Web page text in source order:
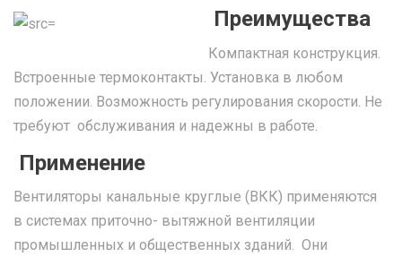
Преимущества
Компактная конструкция.
Встроенные термоконтакты. Установка в любом
положении. Возможность регулирования скорости. Не
требуют обслуживания и надежны в работе.
Применение
Вентиляторы канальные круглые (ВКК) применяются
в системах приточно- вытяжной вентиляции
промышленных и общественных зданий. Они